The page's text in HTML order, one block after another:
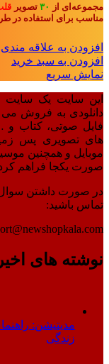
مجموعه‌ای از ۳۰تصویر
مناسب برای استفاده در
افزودن به علاقه مندی
افزودن به سبد خرید
نمایش سریع
این سایت یک
دانلودی به فروش
فایل صوتی، کتاب و
های تصویری پس
موبایل و همچنین
صورت یکجا فراهم
در صورت داشتن سوال و
تماس باشید:
نوشته های اخیر
مدیتیشن:
زندگی